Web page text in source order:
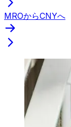
MROからCNYへ